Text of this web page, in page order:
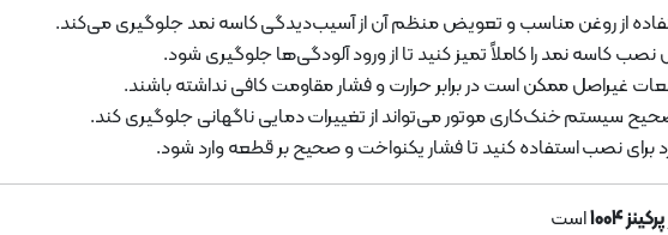
از روغن مناسب و تعویض منظم آن از آسیب‌دیدگی کاسه نمد جلوگیری می‌کند.
کاسه نمد را کاملاً تمیز کنید تا از ورود آلودگی‌ها جلوگیری شود.
غیراصل ممکن است در برابر حرارت و فشار مقاومت کافی نداشته باشند.
سیستم خنک‌کاری موتور می‌تواند از تغییرات دمایی ناگهانی جلوگیری کند.
برای نصب استفاده کنید تا فشار یکنواخت و صحیح بر قطعه وارد شود.
پرکینز 1004
است